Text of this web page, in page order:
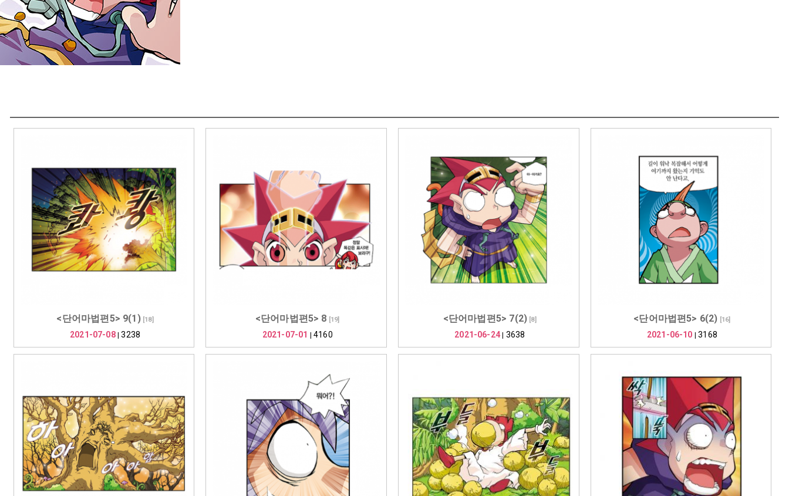
<단어마법편5> 9(1)[18]
2021-07-08|3238
<단어마법편5> 8 [19]
2021-07-01 4160
<단어마법편5> 7(2) [8]
2021-06-24 3638
<단어마법편5> 6(2) [16]
2021-06-10 |3168